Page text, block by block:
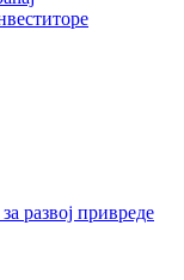
развој привреде